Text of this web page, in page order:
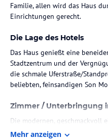
Familie, allen wird das Haus
Einrichtungen gerecht.
Die Lage des Hotels
Das Haus genießt eine
Stadtzentrum und der
die schmale Uferstraße/
Zimmer / Unterbringung
Die modernen, geschmackvoll
Zimmer sind Kategorie-
Mehr anzeigen